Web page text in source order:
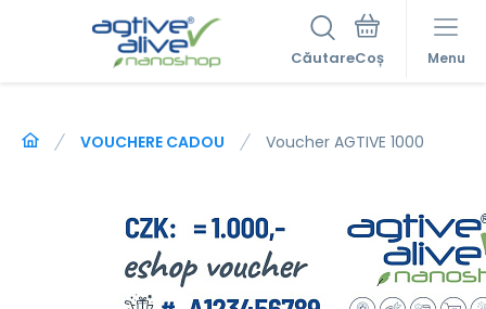
Căutare Menu
VOUCHERE CADOU Voucher AGTIVE 1000